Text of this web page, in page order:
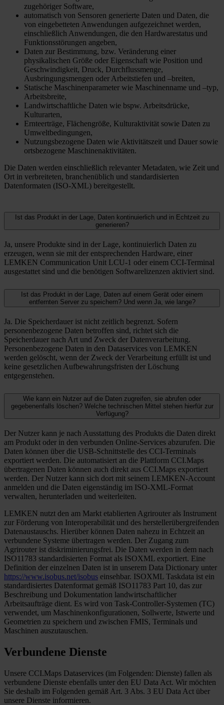
zugehöriger Software,
automatisch von Sensoren generierte Daten und Daten, die
von eingebetteten Anwendungen aufgezeichnet werden,
einschließlich Anwendungen, die den Hardwarestatus und
Funktionsstörungen angeben,
Daten zur Bestimmung, bzw. Veränderung einer
physikalischen Größe oder Eigenschaft wie Position und
Geschwindigkeit, Druck, Durchflussmenge,
Ausbringungsmengen oder Arbeitstiefen und –breiten,
Statische Maschinenparameter wie Maschinenname und –typ,
Arbeitsbreite,
Landwirtschaftliche Daten wie bspw. Arbeitsdrücke,
Kulturarten,
Ernteerträge, Flächengröße, Kulturaktivität sowie Daten zu
Umweltbedingungen,
Nutzungsbezogene Daten wie Aktivitätszeit und Dauer sowie
ortsbezogene Maschinenaktivitäten.
Die Daten werden einschließlich relevanter Metadaten, wie Zeit und
Ort in verbreiteten, branchenüblich und standardisierten
Datenformaten (ISO-XML) bereitgestellt.
Ist das Produkt in der Lage, Daten kontinuierlich und in Echtzeit zu
generieren?
Ja, unsere Produkte sind in der Lage, kontinuierlich Daten zu
erzeugen, wenn sie mit der entsprechenden Hardware, einer
LEMKEN Communication Unit LCU-1 oder einem CCI-Terminal
ausgestattet sind und die benötigen Softwarelizenzen aktiviert sind.
Ist das Produkt in der Lage, Daten auf einem Gerät oder einem
entfernten Server zu speichern? Und wenn Ja, wie lange?
Ja. Die Speicherdauer ist nicht zeitlich begrenzt. Sofern
personenbezogene Daten betroffen sind, richtet sich die
Speicherdauer nach Art und Zweck der Datenverarbeitung.
Personenbezogene Daten in den Dataservices von LEMKEN
werden gelöscht, wenn der Zweck der Verarbeitung erfüllt ist und
keine gesetzlichen Aufbewahrungsfristen der Löschung
entgegenstehen.
Wie kann ein Nutzer auf die Daten zugreifen, sie abrufen oder
gegebenenfalls löschen? Welche technischen Mittel stehen hierfür zur
Verfügung?
Der Nutzer kann je nach Ausstattung des Produkts die Daten direkt
am Produkt oder in den verbunden Online-Services abzurufen. Die
Daten können über die USB-Schnittstelle des CCI-Terminals
exportiert werden. Die automatisiert an die Plattform CCI.Maps
übertragenen Daten können auch direkt aus CCI.Maps exportiert
werden. Der Nutzer kann sich dort mit seinem LEMKEN-Account
anmelden und die Daten eigenständig im ISO-XML-Format
verwalten, herunterladen und weiterleiten.
LEMKEN nutzt den am Markt etablierten Agrirouter als Instrument
zur Förderung von Interoperabilität und des herstellerübergreifenden
Datenaustauschs. Hierüber können Daten nahezu in Echtzeit an
verbundene Systeme übertragen werden. Der Zugang zum
Agrirouter ist diskriminierungsfrei. Die Daten werden in dem nach
ISO11783 standardisierten Format als ISOXML exportiert. Eine
Definition der einzelnen Daten ist in unserem Data Dictionary unter
https://www.isobus.net/isobus einsehbar. ISOXML Taskdata ist ein
standardisiertes Datenformat gemäß ISO11783 Part 10, das zur
Beschreibung und Dokumentation landwirtschaftlicher
Arbeitsaufträge dient. Es wird von Task-Controller-Systemen (TC)
verwendet, um Maschinenkonfigurationen, Sollwerte, Istwerte und
Geometrien zu speichern und zwischen FMIS, Terminals und
Maschinen auszutauschen.
Verbundene Dienste
Unsere CCI.Maps Dataservices (im Folgenden: Dienste) fallen als
verbundene Dienste ebenfalls unter den EU Data Act. Wir möchten
Sie deshalb im Folgenden gemäß Art. 3 Abs. 3 EU Data Act über
unsere Dienste informieren.